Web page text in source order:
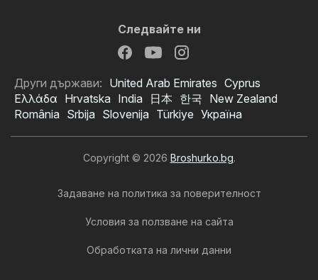
Следвайте ни
Други държави: United Arab Emirates Cyprus
Ελλάδα Hrvatska India 日本 한국 New Zealand
România Srbija Slovenija Türkiye Україна
Copyright © 2026 Broshurko.bg.
Задаване на политика за поверителност
Условия за ползване на сайта
Обработката на лични данни